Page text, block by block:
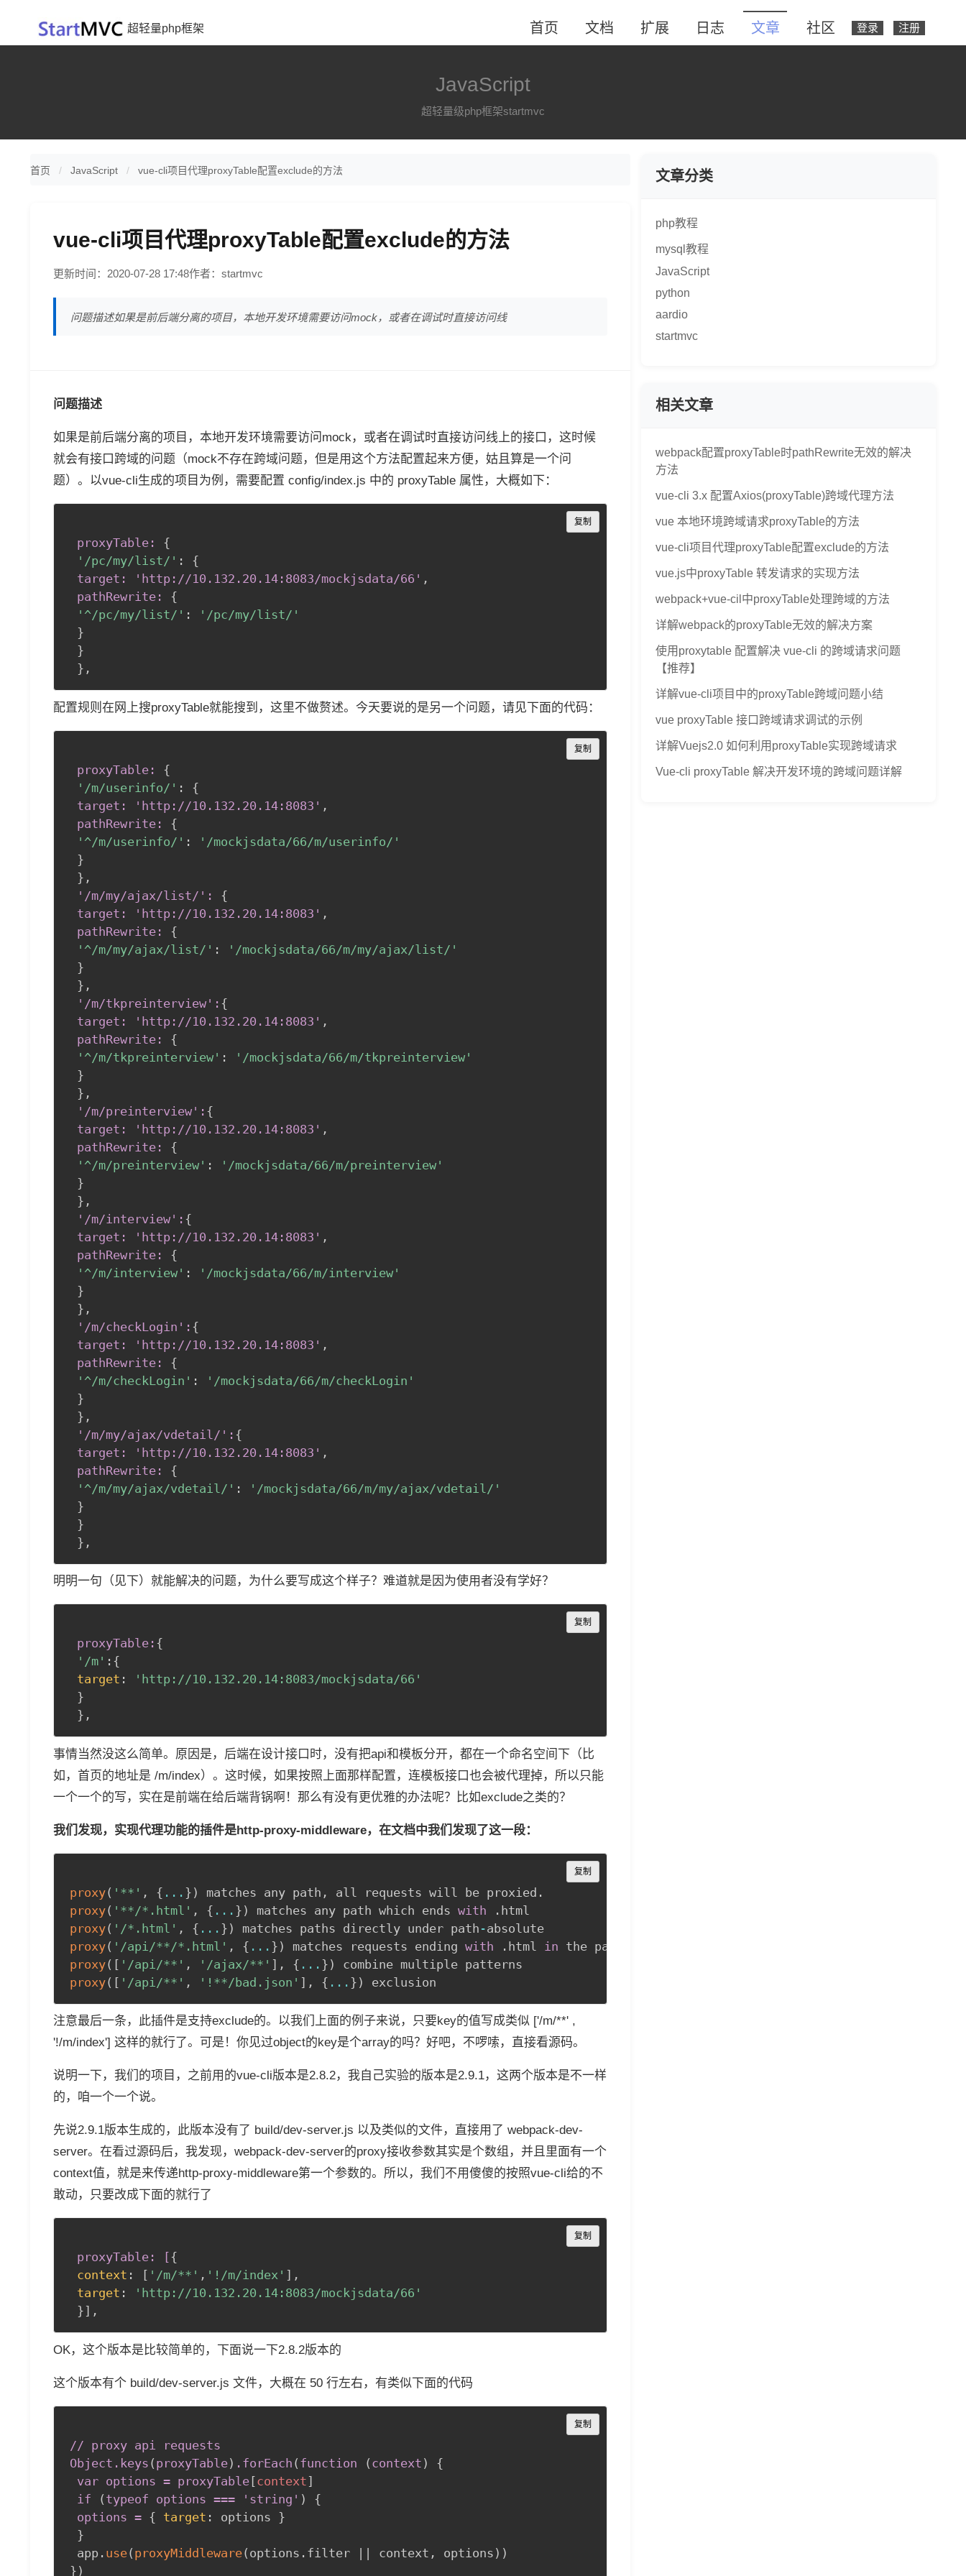
超轻量php框架 首页 文档 扩展 日志 文章 社区 登录 注册
JavaScript
超轻量级php框架startmvc
首页 JavaScript vue-cli项目代理proxyTable配置exclude的方法
vue-cli项目代理proxyTable配置exclude的方法
更新时间：2020-07-28 17:48作者：startmvc
问题描述如果是前后端分离的项目，本地开发环境需要访问mock，或者在调试时直接访问线
问题描述
如果是前后端分离的项目，本地开发环境需要访问mock，或者在调试时直接访问线上的接口，这时候
就会有接口跨域的问题（mock不存在跨域问题，但是用这个方法配置起来方便，姑且算是一个问
题）。以vue-cli生成的项目为例，需要配置 config/index.js 中的 proxyTable 属性，大概如下：
proxyTable:
{
'/pc/my/list/' :
{
target: 'http://10 .132 .20 .14 :8083/mockjsdata/66' ,
pathRewrite:
{
'^/pc/my/list/' :
'/pc/my/list/'
}
}
} ,
复制
Copy
配置规则在网上搜proxyTable就能搜到，这里不做赘述。今天要说的是另一个问题，请见下面的代码：
proxyTable:
{
'/m/userinfo/' :
{
target: 'http://10 .132 .20 .14 :8083 ' ,
pathRewrite:
{
'^/m/userinfo/' :
'/mockjsdata/66/m/userinfo/'
}
} ,
'/m/my/ajax/list/':
{
target: 'http://10 .132 .20 .14 :8083 ' ,
pathRewrite:
{
'^/m/my/ajax/list/' :
'/mockjsdata/66/m/my/ajax/list/'
}
} ,
'/m/tkpreinterview': {
target: 'http://10 .132 .20 .14 :8083 ' ,
pathRewrite:
{
'^/m/tkpreinterview' :
'/mockjsdata/66/m/tkpreinterview'
}
} ,
'/m/preinterview': {
target: 'http://10 .132 .20 .14 :8083 ' ,
pathRewrite:
{
'^/m/preinterview' :
'/mockjsdata/66/m/preinterview'
}
} ,
'/m/interview': {
target: 'http://10 .132 .20 .14 :8083 ' ,
pathRewrite:
{
'^/m/interview' :
'/mockjsdata/66/m/interview'
}
} ,
'/m/checkLogin': {
target: 'http://10 .132 .20 .14 :8083 ' ,
pathRewrite:
{
'^/m/checkLogin' :
'/mockjsdata/66/m/checkLogin'
}
} ,
'/m/my/ajax/vdetail/': {
target: 'http://10 .132 .20 .14 :8083 ' ,
pathRewrite:
{
'^/m/my/ajax/vdetail/' :
'/mockjsdata/66/m/my/ajax/vdetail/'
}
}
} ,
复制
Copy
明明一句（见下）就能解决的问题，为什么要写成这个样子？难道就是因为使用者没有学好？
proxyTable: {
'/m' : {
target :
'http://10.132.20.14:8083/mockjsdata/66'
}
} ,
复制
Copy
事情当然没这么简单。原因是，后端在设计接口时，没有把api和模板分开，都在一个命名空间下（比
如，首页的地址是 /m/index）。这时候，如果按照上面那样配置，连模板接口也会被代理掉，所以只能
一个一个的写，实在是前端在给后端背锅啊！那么有没有更优雅的办法呢？比如exclude之类的？
我们发现，实现代理功能的插件是http-proxy-middleware，在文档中我们发现了这一段：
proxy( '**' , { ... } ) matches any path , all requests will be proxied .
proxy( '**/*.html' , { ... } ) matches any path which ends with .
proxy( '/*.html' , { ... } ) matches paths directly under path -
proxy( '/api/**/*.html' , { ... } ) matches requests ending with . html in the path
proxy( [ '/api/**' , '/ajax/**' ] , { ... } )
proxy( [ '/api/**' , '!**/bad.json' ] , { ... } ) exclusion
复制
Copy
注意最后一条，此插件是支持exclude的。以我们上面的例子来说，只要key的值写成类似 ['/m/**' ,
'!/m/index'] 这样的就行了。可是！你见过object的key是个array的吗？好吧，不啰嗦，直接看源码。
说明一下，我们的项目，之前用的vue-cli版本是2.8.2，我自己实验的版本是2.9.1，这两个版本是不一样
的，咱一个一个说。
先说2.9.1版本生成的，此版本没有了 build/dev-server.js 以及类似的文件，直接用了 webpack-dev-
server。在看过源码后，我发现，webpack-dev-server的proxy接收参数其实是个数组，并且里面有一个
context值，就是来传递http-proxy-middleware第一个参数的。所以，我们不用傻傻的按照vue-cli给的不
敢动，只要改成下面的就行了
proxyTable: [{
context : [ '/m/**' , '!/m/index' ] ,
target :
'http://10.132.20.14:8083/mockjsdata/66'
} ] ,
复制
Copy
OK，这个版本是比较简单的，下面说一下2.8.2版本的
这个版本有个 build/dev-server.js 文件，大概在 50 行左右，有类似下面的代码
// proxy api requests
Object .keys ( proxyTable) .forEach ( function ( context )
{
var options = proxyTable[context ]
if
( typeof options === 'string' )
{
options = { target : options }
}
app. use( proxyMiddleware( options.filter || context , options ) )
} )
复制
Copy
文章分类
php教程
mysql教程
JavaScript
python
aardio
startmvc
相关文章
webpack配置proxyTable时pathRewrite无效的解决
方法
vue-cli 3.x 配置Axios(proxyTable)跨域代理方法
vue 本地环境跨域请求proxyTable的方法
vue-cli项目代理proxyTable配置exclude的方法
vue.js中proxyTable 转发请求的实现方法
webpack+vue-cil中proxyTable处理跨域的方法
详解webpack的proxyTable无效的解决方案
使用proxytable 配置解决 vue-cli 的跨域请求问题
【推荐】
详解vue-cli项目中的proxyTable跨域问题小结
vue proxyTable 接口跨域请求调试的示例
详解Vuejs2.0 如何利用proxyTable实现跨域请求
Vue-cli proxyTable 解决开发环境的跨域问题详解